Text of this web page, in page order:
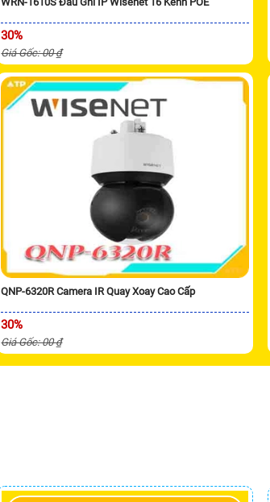
30%
Giá Gốc: 00 ₫
QNP-6320R Camera IR Quay Xoay Cao Cấp
30%
Giá Gốc: 00 ₫